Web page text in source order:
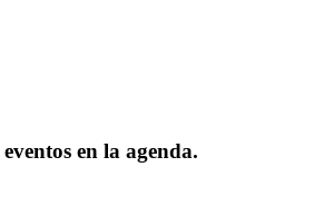
en la agenda.